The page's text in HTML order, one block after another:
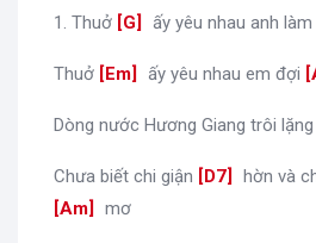
1. Thuở [G ấy yêu nhau anh làm
Thuở [Em ấy yêu nhau em đợi [
Dòng nước Hương Giang trôi lặng
Chưa biết chi giận [D7 hờn và
Am
mơ